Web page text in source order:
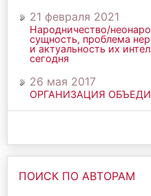
21 февраля 2021
Народничество/
сущность, проблема
и актуальность их
сегодня
26 мая 2017
ОРГАНИЗАЦИЯ
ПОИСК ПО АВТОРАМ